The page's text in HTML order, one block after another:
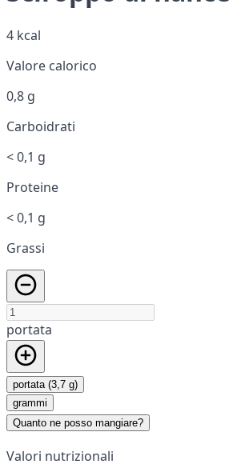
4 kcal
Valore calorico
0,8 g
Carboidrati
< 0,1 g
Proteine
< 0,1 g
Grassi
portata
portata (3,7 g)
grammi
Quanto ne posso mangiare?
Valori nutrizionali